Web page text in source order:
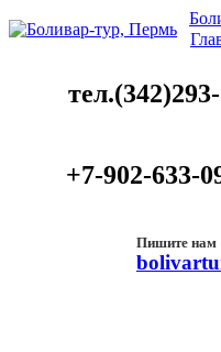
тел.
+7-902-633-
Пишите нам